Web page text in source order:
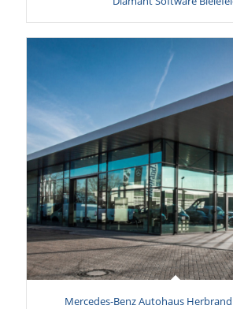
Mercedes-Benz Autohaus